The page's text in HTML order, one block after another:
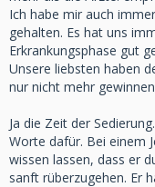
Ich habe mir auch
gehalten. Es hat uns
Erkrankungsphase gut
Unsere liebsten haben
nur nicht mehr
Ja die Zeit der
Worte dafür. Bei einem
wissen lassen, dass er
sanft rüberzugehen. Er